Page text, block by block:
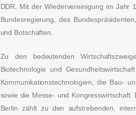
DDR. Mit der Wiedervereinigung im Jahr
Bundesregierung, des
und Botschaften.
Zu den bedeutenden
Biotechnologie und
Kommunikationstechnologien, die Bau-
sowie die Messe- und
Berlin zählt zu den aufstrebenden,